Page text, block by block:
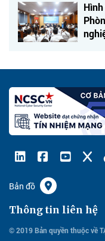
Bản đồ
Thông tin liên hệ
© 2019 Bản quyền thuộc về